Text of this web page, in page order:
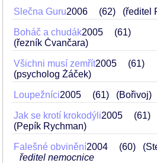
Slečna Guru2006 62 (ředitel
Boháč a chudák2005
61
(řezník Čvančara)
Všichni musí zemřít2005
61
(psycholog Žáček)
Loupežníci2005 61 (Bořivoj)
Jak se krotí krokodýli2005
61
(Pepík Rychman)
Falešné obvinění2004 60
ředitel nemocnice